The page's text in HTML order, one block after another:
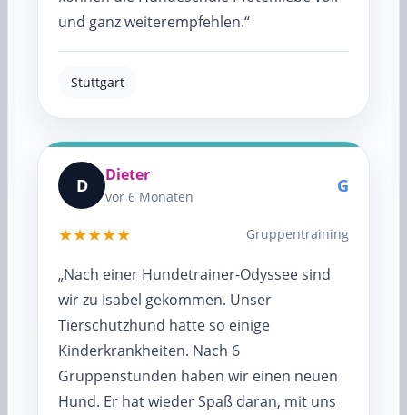
und ganz weiterempfehlen.“
Stuttgart
D Dieter
vor 6 Monaten
G
★★★★★ Gruppentraining
„Nach einer Hundetrainer-Odyssee sind
wir zu Isabel gekommen. Unser
Tierschutzhund hatte so einige
Kinderkrankheiten. Nach 6
Gruppenstunden haben wir einen neuen
Hund. Er hat wieder Spaß daran, mit uns